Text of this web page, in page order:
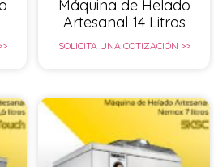
Máquina de Helado
Artesanal 14 Litros
SOLICITA UNA COTIZACIÓN >>